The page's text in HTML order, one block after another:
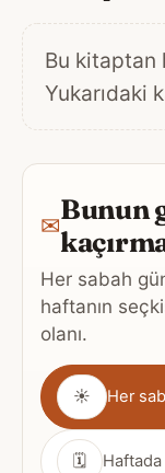
Bu kitaptan
Yukarıdaki
✉Bunun
Her sabah
haftanın
olanı.
Gönderim
sıklığı
☀ Her
🗓